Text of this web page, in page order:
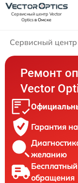
Сервисный центр Vector
Opticsв Омске
Сервисный
Ремонт
Vector
Гарантия
желанию
обращения